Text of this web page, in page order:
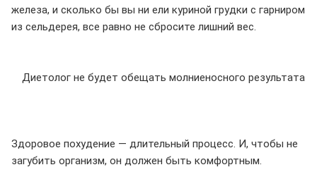
железа, и сколько бы вы ни ели куриной грудки с гарниром
из сельдерея, все равно не сбросите лишний вес.
Диетолог не будет обещать молниеносного результата
Здоровое похудение — длительный процесс. И, чтобы не
загубить организм, он должен быть комфортным.